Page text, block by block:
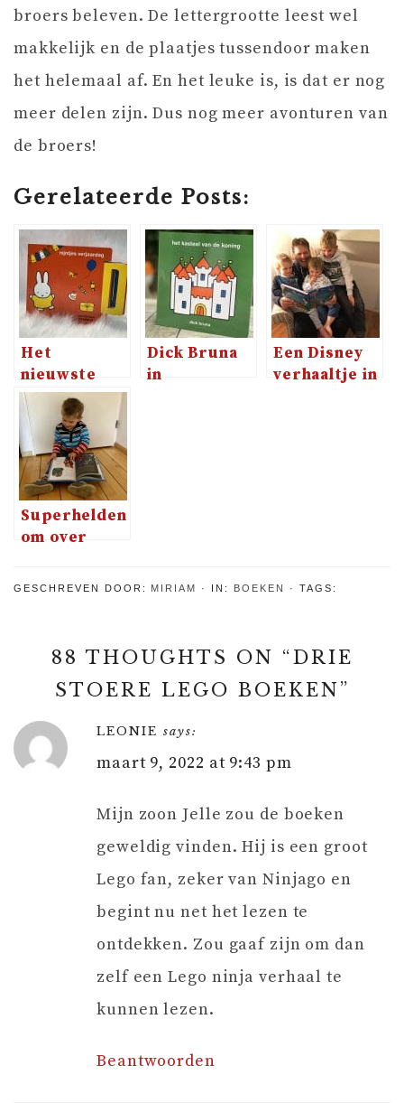
broers beleven. De lettergrootte leest wel
makkelijk en de plaatjes tussendoor maken
het helemaal af. En het leuke is, is dat er nog
meer delen zijn. Dus nog meer avonturen van
de broers!
Gerelateerde Posts:
Het
nieuwste
flapjesboek
Nijntjes
verjaardag
Dick Bruna
in
Een Disney
verhaaltje in
Superhelden
om over
lezen
GESCHREVEN DOOR: MIRIAM IN: BOEKEN TAGS:
88 THOUGHTS ON “ DRIE
STOERE LEGO BOEKEN”
LEONIE says:
maart 9, 2022 at 9:43 pm
Mijn zoon Jelle zou de boeken
geweldig vinden. Hij is een groot
Lego fan, zeker van Ninjago en
begint nu net het lezen te
ontdekken. Zou gaaf zijn om dan
zelf een Lego ninja verhaal te
kunnen lezen.
Beantwoorden